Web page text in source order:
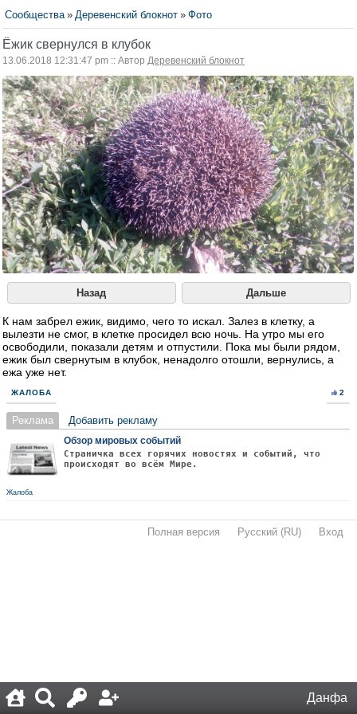
Данфа
Сообщества » Деревенский блокнот » Фото
Ёжик свернулся в клубок
13.06.2018 12:31:47 pm :: Автор Деревенский блокнот
Назад Дальше
К нам забрел ежик, видимо, чего то искал. Залез в клетку, а
вылезти не смог, в клетке просидел всю ночь. На утро мы его
освободили, показали детям и отпустили. Пока мы были рядом,
ежик был свернутым в клубок, ненадолго отошли, вернулись, а
ежа уже нет.
ЖАЛОБА 2
Реклама Добавить рекламу
Обзор мировых событий
Страничка всех горячих новостях и событий, что
происходят во всём Мире.
Жалоба
Полная версия Русский (RU) Вход